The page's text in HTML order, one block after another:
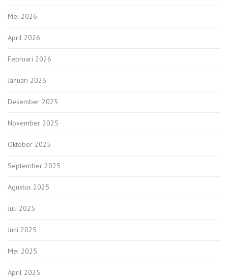
Mei 2026
April 2026
Februari 2026
Januari 2026
Desember 2025
November 2025
Oktober 2025
September 2025
Agustus 2025
Juli 2025
Juni 2025
Mei 2025
April 2025